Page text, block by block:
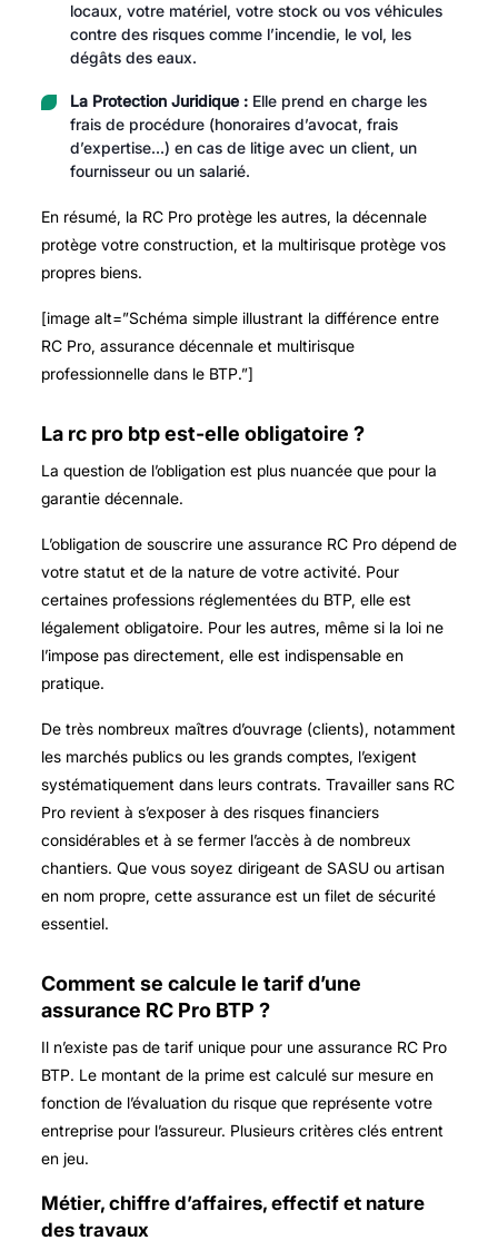
locaux, votre matériel, votre stock ou vos véhicules
contre des risques comme l’incendie, le vol, les
dégâts des eaux.
La Protection Juridique :Elle prend en charge les
frais de procédure (honoraires d’avocat, frais
d’expertise…) en cas de litige avec un client, un
fournisseur ou un salarié.
En résumé, la RC Pro protège les autres, la décennale
protège votre construction, et la multirisque protège vos
propres biens.
[image alt=”Schéma simple illustrant la différence entre
RC Pro, assurance décennale et multirisque
professionnelle dans le BTP.”]
La rc pro btp est-elle obligatoire ?
La question de l’obligation est plus nuancée que pour la
garantie décennale.
L’obligation de souscrire une assurance RC Pro dépend de
votre statut et de la nature de votre activité. Pour
certaines professions réglementées du BTP, elle est
légalement obligatoire. Pour les autres, même si la loi ne
l’impose pas directement, elle est indispensable en
pratique.
De très nombreux maîtres d’ouvrage (clients), notamment
les marchés publics ou les grands comptes, l’exigent
systématiquement dans leurs contrats. Travailler sans RC
Pro revient à s’exposer à des risques financiers
considérables et à se fermer l’accès à de nombreux
chantiers. Que vous soyez dirigeant de SASU ou artisan
en nom propre, cette assurance est un filet de sécurité
essentiel.
Comment se calcule le tarif d’une
assurance RC Pro BTP ?
Il n’existe pas de tarif unique pour une assurance RC Pro
BTP. Le montant de la prime est calculé sur mesure en
fonction de l’évaluation du risque que représente votre
entreprise pour l’assureur. Plusieurs critères clés entrent
en jeu.
Métier, chiffre d’affaires, effectif et nature
des travaux